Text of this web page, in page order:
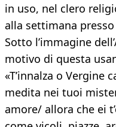
in uso, nel clero
alla settimana
Sotto l’immagine
motivo di questa
«T’innalza o Vergine
medita nei tuoi
amore/ allora che ei